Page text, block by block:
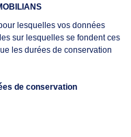
lesquelles vos données
sur lesquelles se fondent ces
les durées de conservation
de conservation